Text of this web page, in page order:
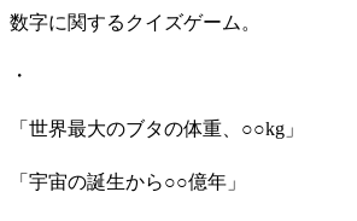
数字に関するクイズゲーム。
・
「世界最大のブタの体重、○○kg」
「宇宙の誕生から○○億年」